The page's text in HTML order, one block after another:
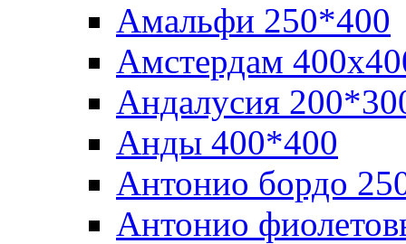
Амальфи 250*400
Амстердам
Андалусия
Анды 400*400
Антонио бордо
Антонио